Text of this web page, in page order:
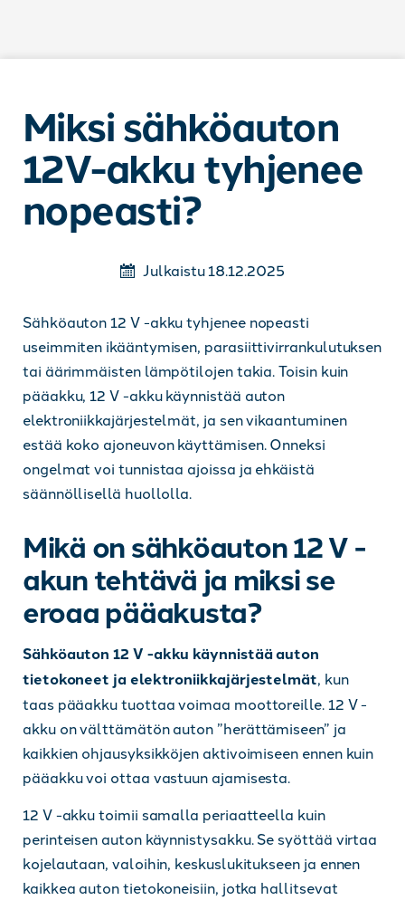
Miksi sähköauton
12V-akku tyhjenee
nopeasti?
Julkaistu 18.12.2025
Sähköauton 12 V -akku tyhjenee nopeasti
useimmiten ikääntymisen, parasiittivirrankulutuksen
tai äärimmäisten lämpötilojen takia. Toisin kuin
pääakku, 12 V -akku käynnistää auton
elektroniikkajärjestelmät, ja sen vikaantuminen
estää koko ajoneuvon käyttämisen. Onneksi
ongelmat voi tunnistaa ajoissa ja ehkäistä
säännöllisellä huollolla.
Mikä on sähköauton 12 V -
akun tehtävä ja miksi se
eroaa pääakusta?
Sähköauton 12 V -akku käynnistää auton
tietokoneet ja elektroniikkajärjestelmät, kun
taas pääakku tuottaa voimaa moottoreille. 12 V -
akku on välttämätön auton ”herättämiseen” ja
kaikkien ohjausyksikköjen aktivoimiseen ennen kuin
pääakku voi ottaa vastuun ajamisesta.
12 V -akku toimii samalla periaatteella kuin
perinteisen auton käynnistysakku. Se syöttää virtaa
kojelautaan, valoihin, keskuslukitukseen ja ennen
kaikkea auton tietokoneisiin, jotka hallitsevat